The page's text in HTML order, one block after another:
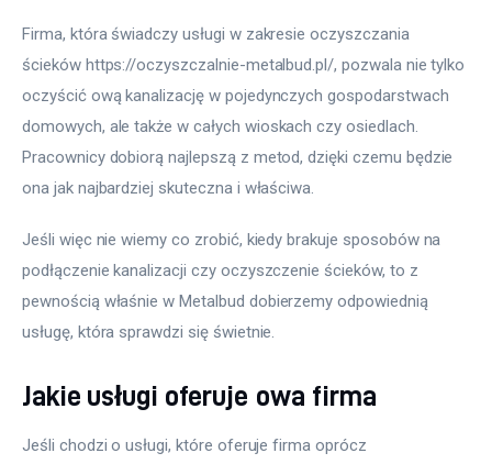
Firma, która świadczy usługi w zakresie oczyszczania
ścieków https://oczyszczalnie-metalbud.pl/, pozwala nie tylko
oczyścić ową kanalizację w pojedynczych gospodarstwach
domowych, ale także w całych wioskach czy osiedlach.
Pracownicy dobiorą najlepszą z metod, dzięki czemu będzie
ona jak najbardziej skuteczna i właściwa.
Jeśli więc nie wiemy co zrobić, kiedy brakuje sposobów na
podłączenie kanalizacji czy oczyszczenie ścieków, to z
pewnością właśnie w Metalbud dobierzemy odpowiednią
usługę, która sprawdzi się świetnie.
Jakie usługi oferuje owa firma
Jeśli chodzi o usługi, które oferuje firma oprócz